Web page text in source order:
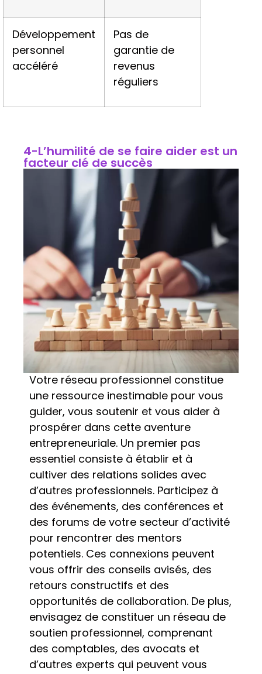
Développement
personnel
accéléré
Pas de
garantie de
revenus
réguliers
4-L’humilité de se faire aider est un
facteur clé de succès
Votre réseau professionnel constitue
une ressource inestimable pour vous
guider, vous soutenir et vous aider à
prospérer dans cette aventure
entrepreneuriale. Un premier pas
essentiel consiste à établir et à
cultiver des relations solides avec
d’autres professionnels. Participez à
des événements, des conférences et
des forums de votre secteur d’activité
pour rencontrer des mentors
potentiels. Ces connexions peuvent
vous offrir des conseils avisés, des
retours constructifs et des
opportunités de collaboration. De plus,
envisagez de constituer un réseau de
soutien professionnel, comprenant
des comptables, des avocats et
d’autres experts qui peuvent vous